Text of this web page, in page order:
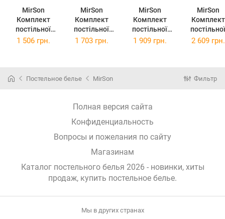
MirSon
Комплект
постільної
білизни Бязь
MirSon
Комплект
постільної
білизни Бязь
MirSon
Комплект
постільної
білизни Бязь
MirSon
Комплект
постільної
білизни Бязь
1 506 грн. 1 703 грн. 1 909 грн. 2 609 грн.
Постельное белье MirSon Фильтр
Полная версия сайта
Конфиденциальность
Вопросы и пожелания по сайту
Магазинам
Каталог постельного белья 2026 - новинки, хиты
продаж, купить постельное белье.
Мы в других странах